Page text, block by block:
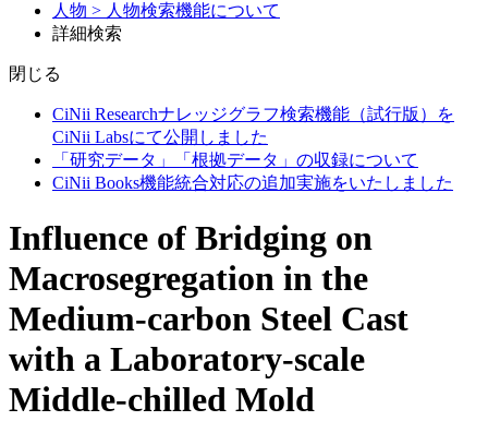
人物 > 人物検索機能について
詳細検索
閉じる
CiNii Researchナレッジグラフ検索機能（試行版）を
CiNii Labsにて公開しました
「研究データ」「根拠データ」の収録について
CiNii Books機能統合対応の追加実施をいたしました
Influence of Bridging on
Macrosegregation in the
Medium-carbon Steel Cast
with a Laboratory-scale
Middle-chilled Mold